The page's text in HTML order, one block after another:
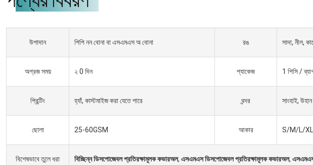
উপাদান পিপি নন বোনা বা এসএমএস অ বোনা রঙ সাদা, নীল,
অগ্রজ সময় ২ 0 দিন প্যাকেজ 1 পিসি /
প্রিন্টিং হ্যাঁ, কাস্টমাইজ করা যেতে পারে বন্দর সাংহাই, উহান
ছোলা 25-60GSM আকার S/M/L/
বিশেষভাবে তুলে ধরা বিচ্ছিন্ন ডিসপোজেবল প্রতিরক্ষামূলক কভারঅল, এসএমএস ডিসপোজেবল প্রতিরক্ষামূলক কভারঅল, এসএমএস